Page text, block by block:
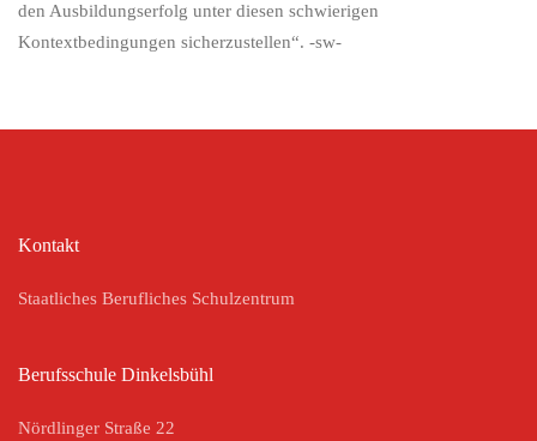
den Ausbildungserfolg unter diesen schwierigen
Kontextbedingungen sicherzustellen“. -sw-
Kontakt
Staatliches Berufliches Schulzentrum
Berufsschule Dinkelsbühl
Nördlinger Straße 22